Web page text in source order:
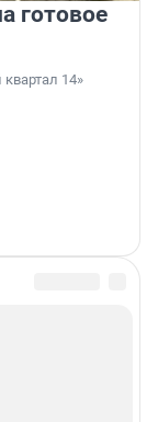
готовое
14»